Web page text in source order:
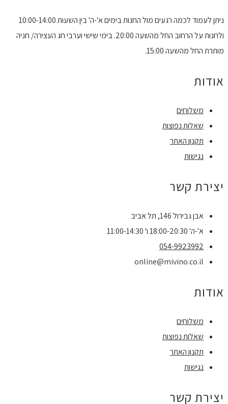
ניתן לעמוד לכמה רגעים מול החנות בימים א'-ה' בין השעות 10:00-14:00
ולחנות על הרחוב החל מהשעה 20:00. בימי שישי וערבי חג העצירה/ חניה
מותרת החל מהשעה 15:00.
אודות
משלוחים
שאלות נפוצות
תקנון האתר
נגישות
יצירת קשר
אבן גבירול 146, תל אביב
א'-ה' 18:00-20:30 ו' 11:00-14:30
054-9923992
online@mivino.co.il
אודות
משלוחים
שאלות נפוצות
תקנון האתר
נגישות
יצירת קשר